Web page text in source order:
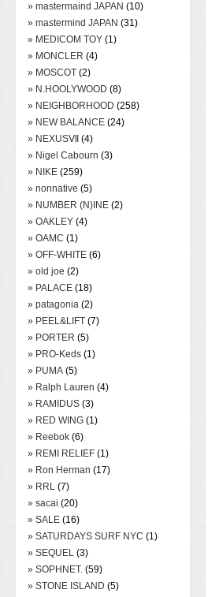
» mastermaind JAPAN (10)
» mastermind JAPAN (31)
» MEDICOM TOY (1)
» MONCLER (4)
» MOSCOT (2)
» N.HOOLYWOOD (8)
» NEIGHBORHOOD (258)
» NEW BALANCE (24)
» NEXUSⅦ (4)
» Nigel Cabourn (3)
» NIKE (259)
» nonnative (5)
» NUMBER (N)INE (2)
» OAKLEY (4)
» OAMC (1)
» OFF-WHITE (6)
» old joe (2)
» PALACE (18)
» patagonia (2)
» PEEL&LIFT (7)
» PORTER (5)
» PRO-Keds (1)
» PUMA (5)
» Ralph Lauren (4)
» RAMIDUS (3)
» RED WING (1)
» Reebok (6)
» REMI RELIEF (1)
» Ron Herman (17)
» RRL (7)
» sacai (20)
» SALE (16)
» SATURDAYS SURF NYC (1)
» SEQUEL (3)
» SOPHNET. (59)
» STONE ISLAND (5)